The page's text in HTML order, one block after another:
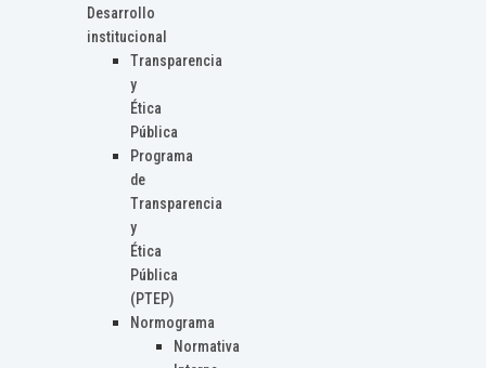
Desarrollo
institucional
Transparencia
y
Ética
Pública
Programa
de
Transparencia
y
Ética
Pública
(PTEP)
Normograma
Normativa